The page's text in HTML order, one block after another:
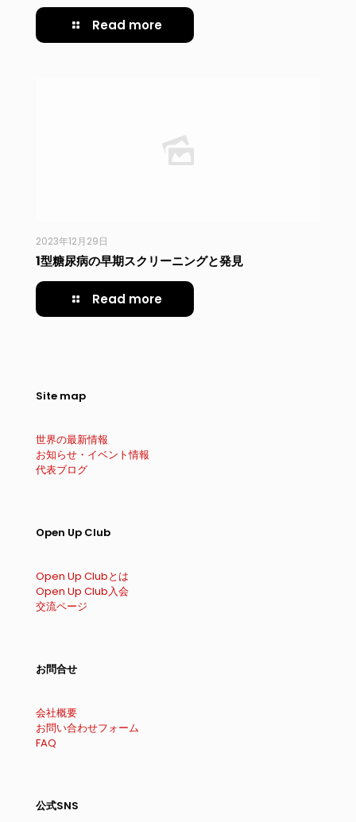
Read more
2023年12月29日
1型糖尿病の早期スクリーニングと発見
Read more
Site map
世界の最新情報
お知らせ・イベント情報
代表ブログ
Open Up Club
Open Up Clubとは
Open Up Club入会
交流ページ
お問合せ
会社概要
お問い合わせフォーム
FAQ
公式SNS